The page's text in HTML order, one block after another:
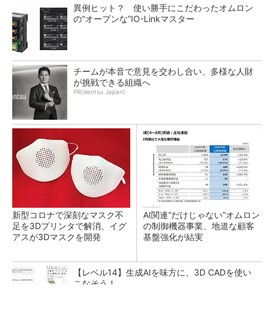
異例ヒット？ 使い勝手にこだわったオムロン
の“オープンな”IO-Linkマスター
チームが本音で意見を交わし合い、多様な人財
が挑戦できる組織へ
PR(dentsu Japan)
新型コロナで深刻なマスク不
足を3Dプリンタで解消、イグ
アスが3Dマスクを開発
AI関連“だけじゃない”オムロン
の制御機器事業、地道な顧客
基盤強化が結実
【レベル14】生成AIを味方に、3D CADを使い
こなそう！